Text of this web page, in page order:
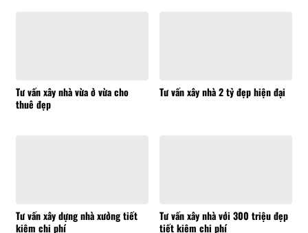
Tư vấn xây nhà vừa ở vừa cho
thuê đẹp
Tư vấn xây nhà 2 tỷ đẹp hiện đại
Tư vấn xây dựng nhà xưởng tiết
kiệm chi phí
Tư vấn xây nhà với 300 triệu đẹp
tiết kiệm chi phí